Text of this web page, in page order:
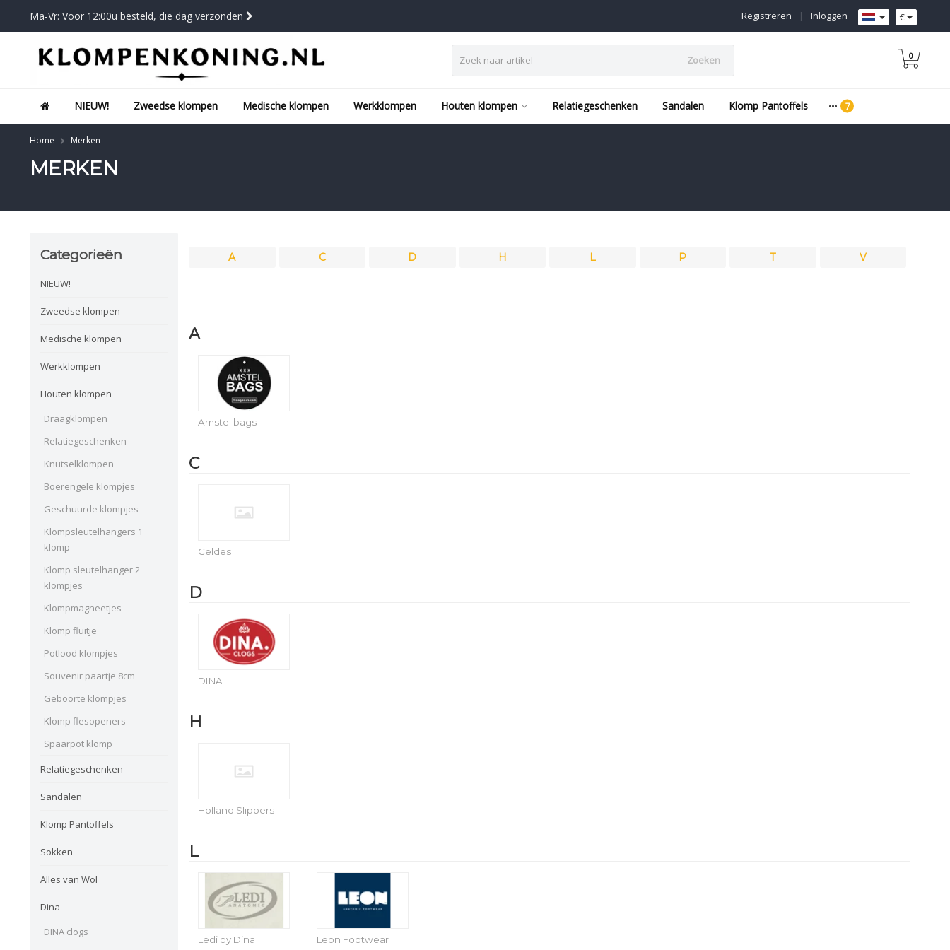
Ma-Vr: Voor 12:00u besteld, die dag verzonden €
Inloggen
|
Registreren
Zoeken 0
NIEUW! Zweedse klompen Medische klompen Werkklompen Houten klompen Relatiegeschenken Sandalen Klomp Pantoffels
Home Merken
MERKEN
Categorieën
NIEUW!
Zweedse klompen
Medische klompen
Werkklompen
Houten klompen
Draagklompen
Relatiegeschenken
Knutselklompen
Boerengele klompjes
Geschuurde klompjes
Klompsleutelhangers 1
klomp
Klomp sleutelhanger 2
klompjes
Klompmagneetjes
Klomp fluitje
Potlood klompjes
Souvenir paartje 8cm
Geboorte klompjes
Klomp flesopeners
Spaarpot klomp
Relatiegeschenken
Sandalen
Klomp Pantoffels
Sokken
Alles van Wol
Dina
DINA clogs
A C D H L P T V
A
Amstel bags
C
Celdes
D
DINA
H
Holland Slippers
L
Ledi by Dina Leon Footwear